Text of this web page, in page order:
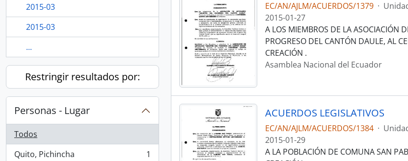
2015-03
2015-03
...
Restringir resultados por:
Personas - Lugar
Todos
Quito, Pichincha
1
EC/AN/AJLM/ACUERDOS/1379 ·
2015-01-27
A LOS MIEMBROS DE LA ASOCIACIÓN
PROGRESO DEL CANTÓN DAULE, AL
CREACIÓN .
Asamblea Nacional del Ecuador
ACUERDOS LEGISLATIVOS
EC/AN/AJLM/ACUERDOS/1384 ·
2015-01-29
A LA POBLACIÓN DE COMUNA SAN